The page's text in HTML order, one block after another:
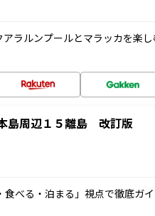
ラルンプールとマラッカを楽
周辺１５離島 改訂版
食べる・泊まる」視点で徹底ガ